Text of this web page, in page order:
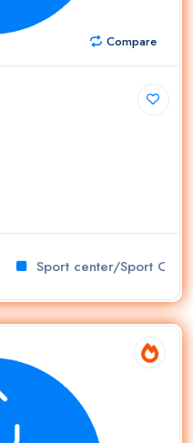
Compare
Sport center/Sport Club